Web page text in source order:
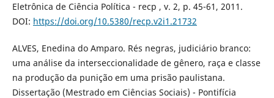
Eletrônica de Ciência Política - recp , v. 2, p. 45-61, 2011.
DOI: https://doi.org/10.5380/recp.v2i1.21732
ALVES, Enedina do Amparo. Rés negras, judiciário branco:
uma análise da interseccionalidade de gênero, raça e classe
na produção da punição em uma prisão paulistana.
Dissertação (Mestrado em Ciências Sociais) - Pontifícia